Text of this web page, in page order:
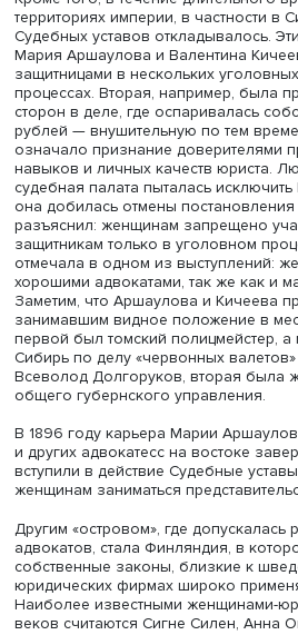
Со временем она стала
юрист. Благодаря ее знаниям и
смогли выиграть процесс о
наследстве. Об активности
юстиции Константину Палену, и
деятельность. Елизавета
решения в Сенате, но закон
россиянкам работать
имевшиеся разрешения.
В дальнейшем женщины
через лакуны в
уставами не запрещалось
дел непрофессиональных
и пользовались.
Кроме того, в течение
территориях империи, в
Судебных уставов
Мария Аршаулова и Валентина
защитницами в нескольких
процессах. Вторая, например,
сторон в деле, где
означало признание
навыков и личных качеств
судебная палата пыталась
она добилась отмены
разъяснил: женщинам